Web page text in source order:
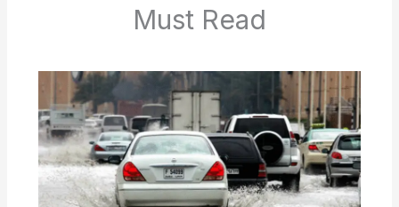
Must Read